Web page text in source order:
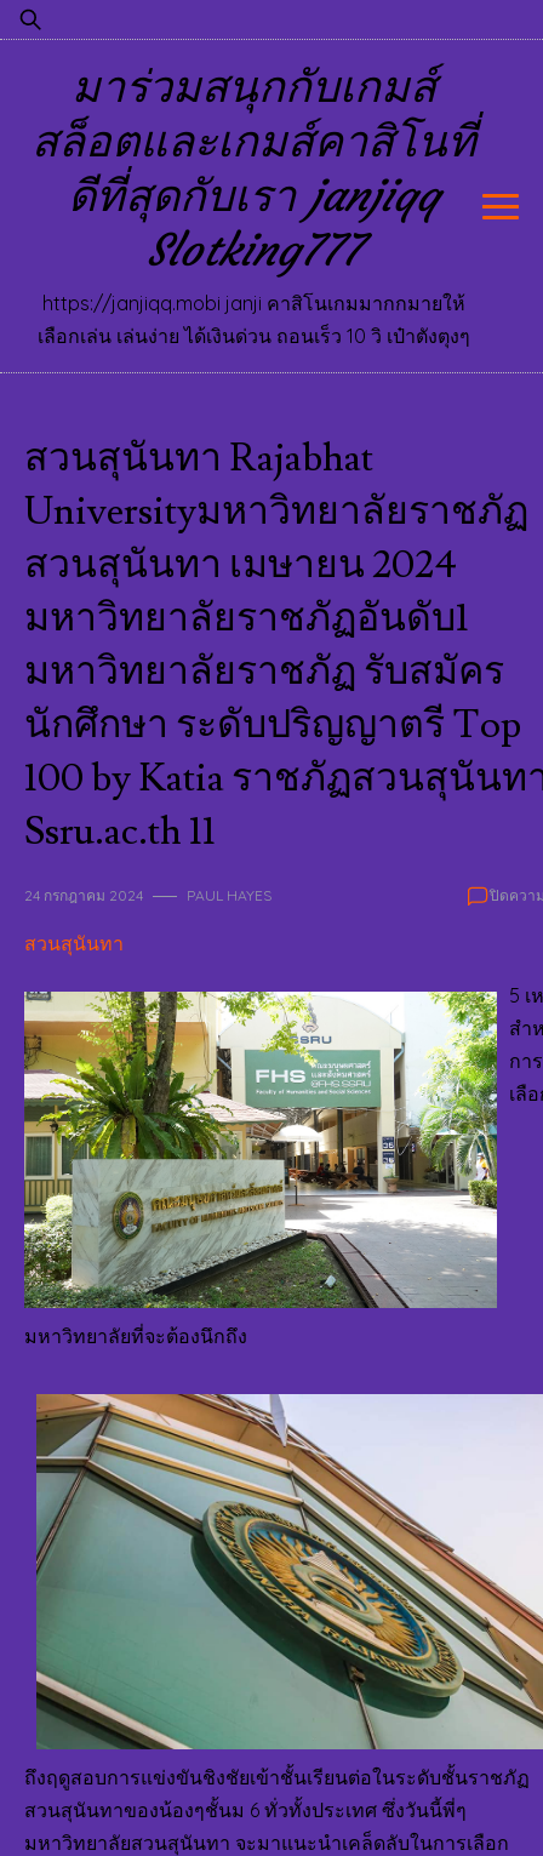
Skip
to
ค้นหา
สำหรับ:
มาร่วมสนุกกับเกมส์
สล็อตและเกมส์คาสิโนที่
ดีที่สุดกับเรา janjiqq
Slotking777
https://janjiqq.mobi janji คาสิโนเกมมากกมายให้
เลือกเล่น เล่นง่าย ได้เงินด่วน ถอนเร็ว 10 วิ เป๋าตังตุงๆ
สวนสุนันทา Rajabhat
Universityมหาวิทยาลัยราชภัฏ
สวนสุนันทา เมษายน 2024
มหาวิทยาลัยราชภัฏอันดับ1
มหาวิทยาลัยราชภัฏ รับสมัคร
นักศึกษา ระดับปริญญาตรี Top
100 by Katia ราชภัฏสวนสุนันท
Ssru.ac.th 11
24 กรกฎาคม 2024 PAUL HAYES ปิดควา
สวนสุนันทา
5 เ
สำ
การ
เลื
มหาวิทยาลัยที่จะต้องนึกถึง
ถึงฤดูสอบการแข่งขันชิงชัยเข้าชั้นเรียนต่อในระดับชั้นราชภัฏ
สวนสุนันทาของน้องๆชั้นม 6 ทั่วทั้งประเทศ ซึ่งวันนี้พี่ๆ
มหาวิทยาลัยสวนสุนันทา จะมาแนะนำเคล็ดลับในการเลือก